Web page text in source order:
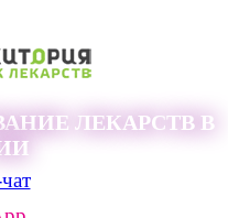
ЛЕКАРСТВ В